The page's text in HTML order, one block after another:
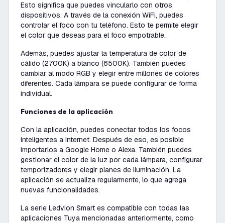
Esto significa que puedes vincularlo con otros
dispositivos. A través de la conexión WiFi, puedes
controlar el foco con tu teléfono. Esto te permite elegir
el color que deseas para el foco empotrable.
Además, puedes ajustar la temperatura de color de
cálido (2700K) a blanco (6500K). También puedes
cambiar al modo RGB y elegir entre millones de colores
diferentes. Cada lámpara se puede configurar de forma
individual.
Funciones de la aplicación
Con la aplicación, puedes conectar todos los focos
inteligentes a Internet. Después de eso, es posible
importarlos a Google Home o Alexa. También puedes
gestionar el color de la luz por cada lámpara, configurar
temporizadores y elegir planes de iluminación. La
aplicación se actualiza regularmente, lo que agrega
nuevas funcionalidades.
La serie Ledvion Smart es compatible con todas las
aplicaciones Tuya mencionadas anteriormente, como